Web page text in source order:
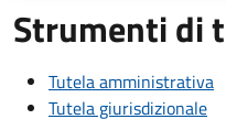
Strumenti di
Tutela amministrativa
Tutela giurisdizionale